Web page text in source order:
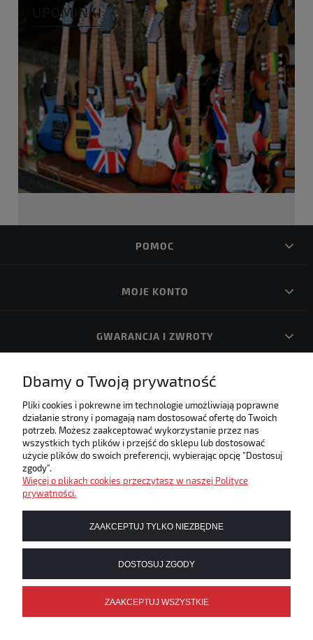
UPOMINKI
POMOC
MOJE KONTO
GWARANCJA I ZWROTY
O FIRMIE
Internetowa księgarnia muzyczna! Zapraszamy!
Umożliwiamy płatności elektroniczne w naszym sklepie
Dbamy o Twoją prywatność
Pliki cookies i pokrewne im technologie umożliwiają poprawne
działanie strony i pomagają nam dostosować ofertę do Twoich
potrzeb. Możesz zaakceptować wykorzystanie przez nas
wszystkich tych plików i przejść do sklepu lub dostosować
użycie plików do swoich preferencji, wybierając opcję "Dostosuj
zgody".
Więcej o plikach cookies przeczytasz w naszej Polityce
prywatności.
ZAAKCEPTUJ TYLKO NIEZBĘDNE
DOSTOSUJ ZGODY
ZAAKCEPTUJ WSZYSTKIE